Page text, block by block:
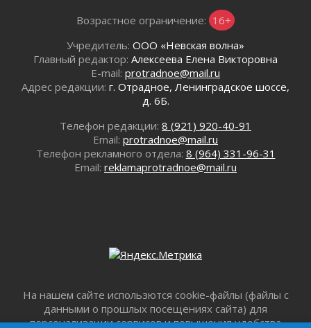
02 августа 2026
Километровые столбы «Дороги жизни»
отправили на реставрацию
Ленобласть внедрила передовую подготовку
В Ивангороде появилась «Избушка-
воробушка»
02 августа 2026
В Ленобласти открылась экспозиция к 150-
Лето без гаджетов
01 августа 2026
Возрастное ограничение: 16+
Учредитель: ООО «Невская волна»
Главный редактор: Алексеева Елена Викторовна
E-mail: protradnoe@mail.ru
Адрес редакции: г. Отрадное, Ленинградское шоссе,
д. 6Б.
Телефон редакции: 8 (921) 920-40-91
Email: protradnoe@mail.ru
Телефон рекламного отдела: 8 (964) 331-96-31
Email: reklamaprotradnoe@mail.ru
На нашем сайте использются cookie-файлы (файлы с
данными о прошлых посещениях сайта) для
персонализации сервисов и повышения удобства